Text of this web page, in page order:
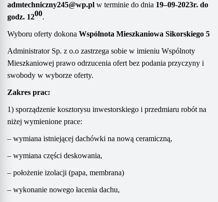
admtechniczny245@wp.pl w terminie do dnia 19–09-2023r. do
godz. 1200.
Wyboru oferty dokona Wspólnota Mieszkaniowa Sikorskiego 5
Administrator Sp. z o.o zastrzega sobie w imieniu Wspólnoty
Mieszkaniowej prawo odrzucenia ofert bez podania przyczyny i
swobody w wyborze oferty.
Zakres prac:
1) sporządzenie kosztorysu inwestorskiego i przedmiaru robót na
niżej wymienione prace:
– wymiana istniejącej dachówki na nową ceramiczną,
– wymiana części deskowania,
– położenie izolacji (papa, membrana)
– wykonanie nowego łacenia dachu,